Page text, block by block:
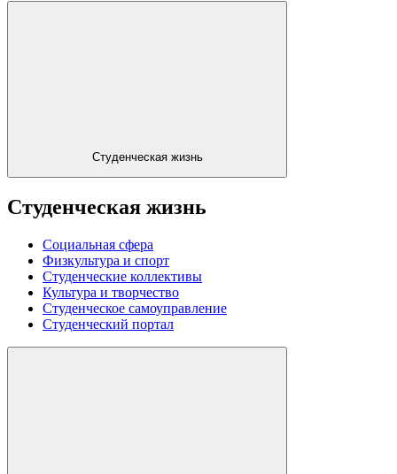
Студенческая жизнь
Студенческая жизнь
Социальная сфера
Физкультура и спорт
Студенческие коллективы
Культура и творчество
Студенческое самоуправление
Студенческий портал